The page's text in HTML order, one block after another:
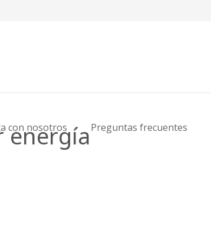
con nosotros Preguntas frecuentes
energía